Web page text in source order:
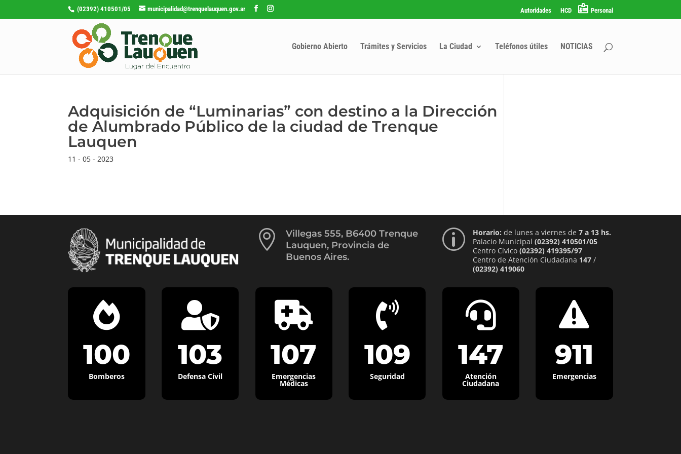
(02392) 410501/05 municipalidad@trenquelauquen.gov.ar Autoridades HCD Personal
Gobierno Abierto Trámites y Servicios La Ciudad Teléfonos útiles NOTICIAS
Adquisición de “Luminarias” con destino a la Dirección
de Alumbrado Público de la ciudad de Trenque
Lauquen
11 - 05 - 2023

Villegas 555, B6400 Trenque
Lauquen, Provincia de
Buenos Aires.
p Horario: de lunes a viernes de 7 a 13 hs.
Palacio Municipal (02392) 410501/05
Centro Cívico (02392) 419395/97
Centro de Atención Ciudadana 147/
(02392) 419060

100
Bomberos

103
Defensa Civil

107
Emergencias
Médicas

109
Seguridad

147
Atención
Ciudadana

911
Emergencias